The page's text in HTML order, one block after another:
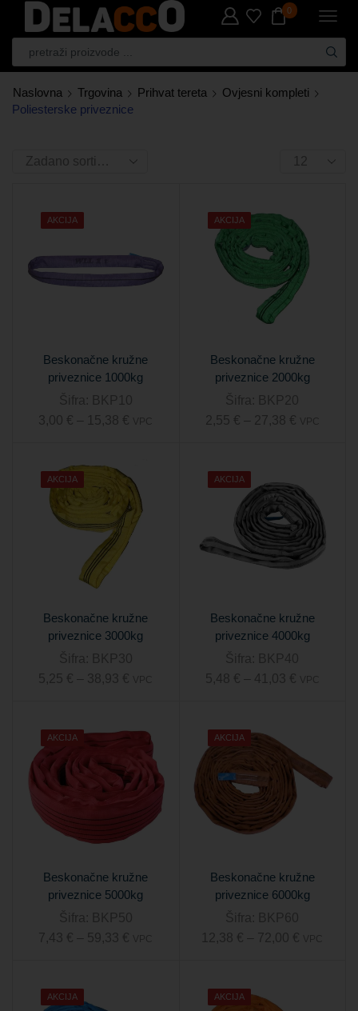
0
Naslovna Trgovina Prihvat tereta
Ovjesni kompleti
Poliesterske priveznice
AKCIJA
Beskonačne kružne
priveznice 1000kg
3,00 € – 15,38 € VPC
AKCIJA
Beskonačne kružne
priveznice 2000kg
2,55 € – 27,38 € VPC
AKCIJA
Beskonačne kružne
priveznice 3000kg
5,25 € – 38,93 €
AKCIJA
Beskonačne kružne
priveznice 4000kg
5,48 € – 41,03 €
AKCIJA
Beskonačne kružne
priveznice 5000kg
7,43 € – 59,33 € VPC
AKCIJA
Beskonačne kružne
priveznice 6000kg
12,38 € – 72,00 € VPC
AKCIJA AKCIJA